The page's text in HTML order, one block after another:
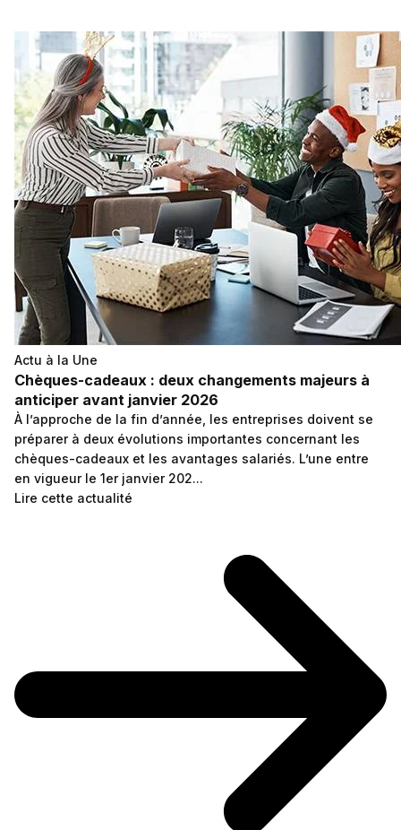
Actu à la Une
Chèques-cadeaux : deux changements majeurs à
anticiper avant janvier 2026
À l’approche de la fin d’année, les entreprises doivent se
préparer à deux évolutions importantes concernant les
chèques-cadeaux et les avantages salariés. L’une entre
en vigueur le 1er janvier 202...
Lire cette actualité